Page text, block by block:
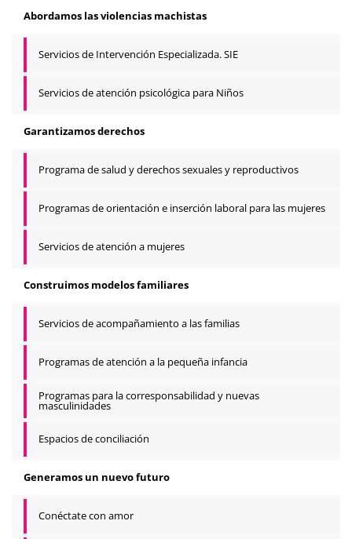
Abordamos las violencias machistas
Servicios de Intervención Especializada. SIE
Servicios de atención psicológica para Niños
Garantizamos derechos
Programa de salud y derechos sexuales y reproductivos
Programas de orientación e inserción laboral para las mujeres
Servicios de atención a mujeres
Construimos modelos familiares
Servicios de acompañamiento a las familias
Programas de atención a la pequeña infancia
Programas para la corresponsabilidad y nuevas
masculinidades
Espacios de conciliación
Generamos un nuevo futuro
Conéctate con amor